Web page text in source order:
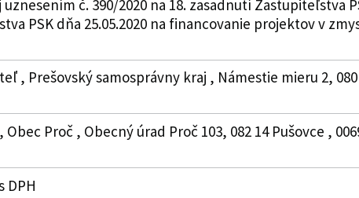
č. 390/2020 na 18. zasadnutí Zastupiteľstva
PSK dňa 25.05.2020 na financovanie projektov v
, Prešovský samosprávny kraj , Námestie mieru 2,
Proč , Obecný úrad Proč 103, 082 14 Pušovce ,
DPH